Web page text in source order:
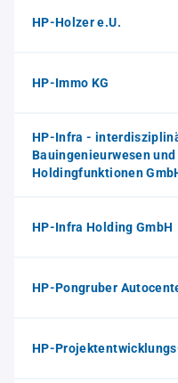
HP-Holzer e.U.
HP-Immo KG
HP-Infra -
Bauingenieurwesen
Holdingfunktionen
HP-Infra Holding GmbH
HP-Pongruber
HP-